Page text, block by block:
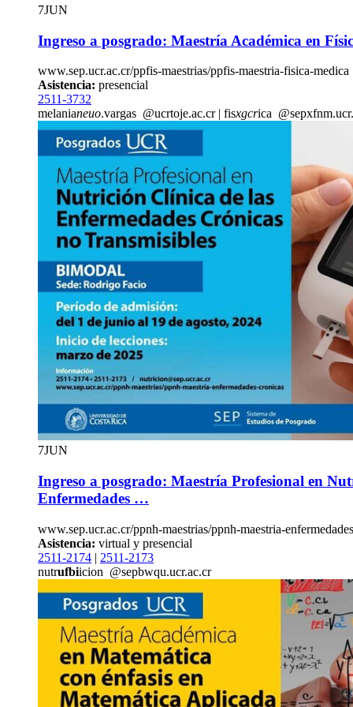
7JUN
Ingreso a posgrado: Maestría Académica en
www.sep.ucr.ac.cr/ppfis-maestrias/ppfis-maestria-fisica-medica
Asistencia: presencial
2511-3732
melanianeuo.vargas @ucrtoje.ac.cr| fisxgcrica @sepxfnm
7JUN
Ingreso a posgrado: Maestría Profesional en
Enfermedades …
www.sep.ucr.ac.cr/ppnh-maestrias/ppnh-maestria-
Asistencia: virtual y presencial
2511-2174 | 2511-2173
nutrufbiicion @sepbwqu.ucr.ac.cr